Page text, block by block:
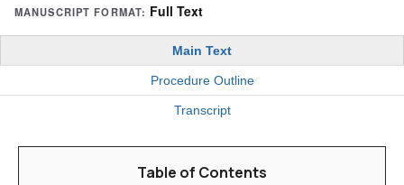
MANUSCRIPT FORMAT: Full Text
Main Text
Procedure Outline
Transcript
Table of Contents